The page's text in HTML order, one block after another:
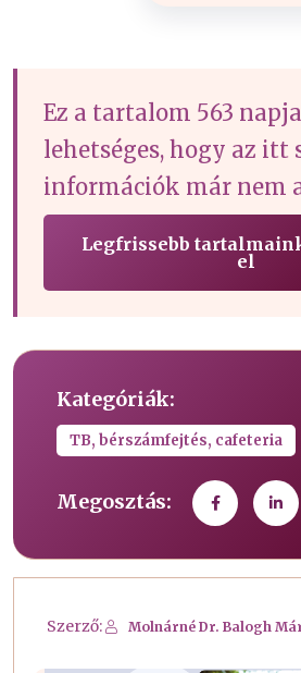
Ez a tartalom 563
lehetséges, hogy az itt
információk már nem
Legfrissebb
el
Kategóriák:
TB, bérszámfejtés, cafeteria
Megosztás:
Szerző: Molnárné Dr. Balogh